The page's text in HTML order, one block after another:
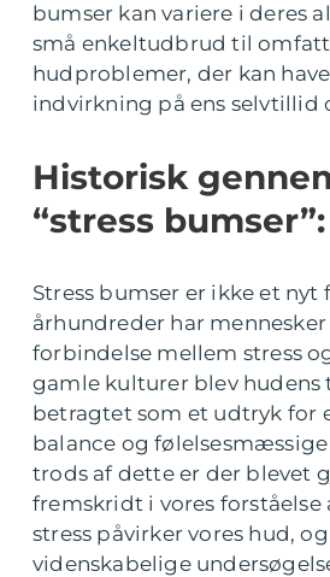
bumser kan variere i deres
små enkeltudbrud til
hudproblemer, der kan
indvirkning på ens selvtillid
Historisk
“stress bumser”:
Stress bumser er ikke et
århundreder har
forbindelse mellem stress
gamle kulturer blev hudens
betragtet som et udtryk for
balance og
trods af dette er der blevet
fremskridt i vores forståelse
stress påvirker vores hud,
videnskabelige